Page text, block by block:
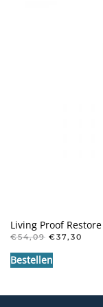
Living Proof
€54,09
WAS:
€54,09.
€37,30
Bestellen